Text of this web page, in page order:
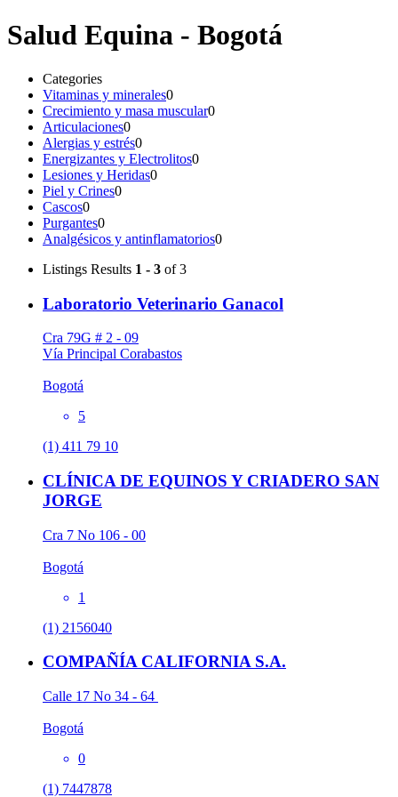
Salud Equina - Bogotá
Categories
Vitaminas y minerales0
Crecimiento y masa muscular0
Articulaciones0
Alergias y estrés0
Energizantes y Electrolitos0
Lesiones y Heridas0
Piel y Crines0
Cascos0
Purgantes0
Analgésicos y antinflamatorios0
Listings Results 1 - 3 of 3
Laboratorio Veterinario Ganacol
Cra 79G # 2 - 09
Vía Principal Corabastos
Bogotá
5
(1) 411 79 10
CLÍNICA DE EQUINOS Y CRIADERO SAN
JORGE
Cra 7 No 106 - 00
Bogotá
1
(1) 2156040
COMPAÑÍA CALIFORNIA S.A.
Calle 17 No 34 - 64
Bogotá
0
(1) 7447878